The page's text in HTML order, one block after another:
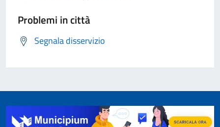
Problemi in città
Segnala disservizio